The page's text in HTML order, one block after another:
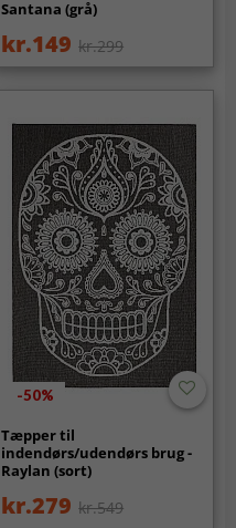
Santana (grå)
kr.149 kr.299
-50%
Tæpper til
indendørs/udendørs brug -
Raylan (sort)
kr.279 kr.549